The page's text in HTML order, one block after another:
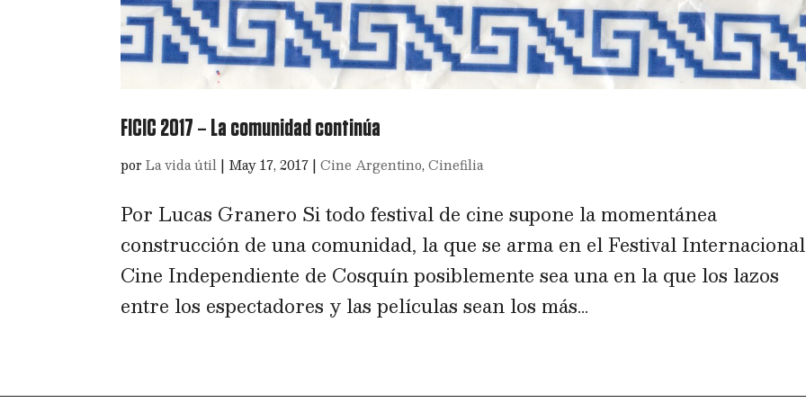
FICIC 2017 – La comunidad continúa
porLa vida útil | May 17, 2017 |Cine Argentino,Cinefilia
Por Lucas Granero Si todo festival de cine supone la momentánea
construcción de una comunidad, la que se arma en el Festival
Cine Independiente de Cosquín posiblemente sea una en la que los lazos
entre los espectadores y las películas sean los más...